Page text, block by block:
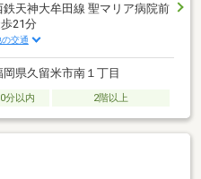
鉄天神大牟田線 聖マリア病院前
21分
の交通
岡県久留米市南１丁目
分以内 2階以上